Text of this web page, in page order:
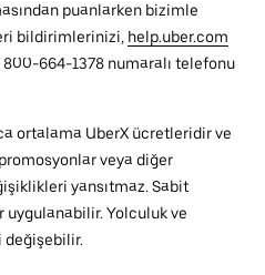
puanlarken bizimle
bildirimlerinizi, help.uber.com
800-664-1378 numaralı telefonu
ortalama UberX ücretleridir ve
veya diğer
yansıtmaz. Sabit
Yolculuk ve
değişebilir.